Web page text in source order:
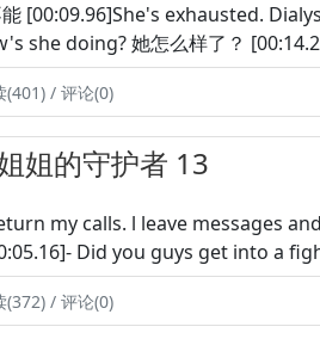
[00:09.96]She's exhausted.
she doing? 她怎么样了？
/ 评论(0)
姐的守护者 13
my calls. l leave messages
Did you guys get into a
/ 评论(0)